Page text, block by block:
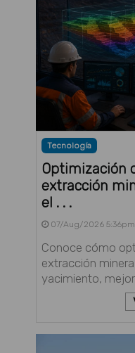
Tecnología
Optimización
extracción
el . . .
07/Aug/2026 5:36pm
Conoce cómo
extracción
yacimiento,